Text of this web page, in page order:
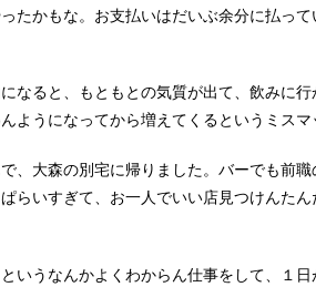
たかもな。お支払いはだいぶ余分に払っ
なると、もともとの気質が出て、飲みに
ようになってから増えてくるというミスマ
、大森の別宅に帰りました。バーでも前
らいすぎて、お一人でいい店見つけんた
いうなんかよくわからん仕事をして、１